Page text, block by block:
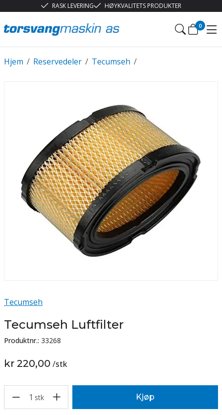
RASK LEVERING HØYKVALITETS PRODUKTER
0
/
Hjem /
Reservedeler /
Tecumseh
Tecumseh
Tecumseh Luftfilter
Produktnr.: 33268
kr 220,00 /stk
1 stk Kjøp